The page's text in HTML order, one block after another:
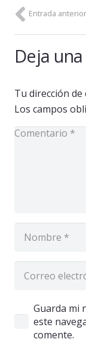
Entrada anterior
Deja
Tu dirección
Los campos
Guarda mi
este
comente.